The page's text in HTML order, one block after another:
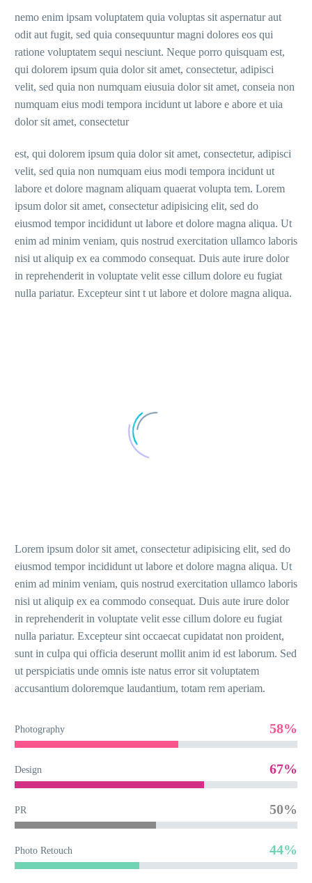
nemo enim ipsam voluptatem quia voluptas sit aspernatur aut
odit aut fugit, sed quia consequuntur magni dolores eos qui
ratione voluptatem sequi nesciunt. Neque porro quisquam est,
qui dolorem ipsum quia dolor sit amet, consectetur, adipisci
velit, sed quia non numquam eiusuia dolor sit amet, conseia non
numquam eius modi tempora incidunt ut labore e abore et uia
dolor sit amet, consectetur
est, qui dolorem ipsum quia dolor sit amet, consectetur, adipisci
velit, sed quia non numquam eius modi tempora incidunt ut
labore et dolore magnam aliquam quaerat volupta tem. Lorem
ipsum dolor sit amet, consectetur adipisicing elit, sed do
eiusmod tempor incididunt ut labore et dolore magna aliqua. Ut
enim ad minim veniam, quis nostrud exercitation ullamco laboris
nisi ut aliquip ex ea commodo consequat. Duis aute irure dolor
in reprehenderit in voluptate velit esse cillum dolore eu fugiat
nulla pariatur. Excepteur sint t ut labore et dolore magna aliqua.
Lorem ipsum dolor sit amet, consectetur adipisicing elit, sed do
eiusmod tempor incididunt ut labore et dolore magna aliqua. Ut
enim ad minim veniam, quis nostrud exercitation ullamco laboris
nisi ut aliquip ex ea commodo consequat. Duis aute irure dolor
in reprehenderit in voluptate velit esse cillum dolore eu fugiat
nulla pariatur. Excepteur sint occaecat cupidatat non proident,
sunt in culpa qui officia deserunt mollit anim id est laborum. Sed
ut perspiciatis unde omnis iste natus error sit voluptatem
accusantium doloremque laudantium, totam rem aperiam.
Photography 58%
Design 67%
PR 50%
Photo Retouch 44%